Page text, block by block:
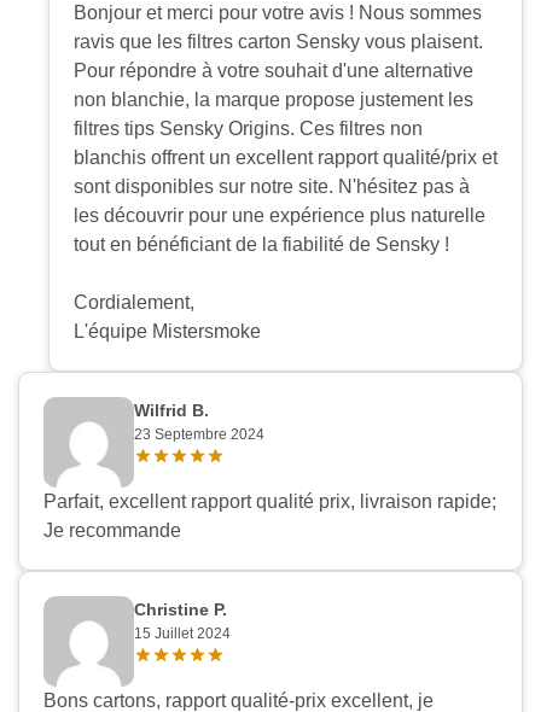
Bonjour et merci pour votre avis ! Nous sommes
ravis que les filtres carton Sensky vous plaisent.
Pour répondre à votre souhait d'une alternative
non blanchie, la marque propose justement les
filtres tips Sensky Origins. Ces filtres non
blanchis offrent un excellent rapport qualité/prix et
sont disponibles sur notre site. N'hésitez pas à
les découvrir pour une expérience plus naturelle
tout en bénéficiant de la fiabilité de Sensky !
Cordialement,
L'équipe Mistersmoke
Wilfrid B.
23 Septembre 2024
Parfait, excellent rapport qualité prix, livraison rapide;
Je recommande
Christine P.
15 Juillet 2024
Bons cartons, rapport qualité-prix excellent, je